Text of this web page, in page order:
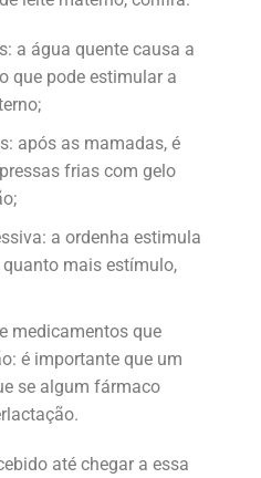
a água quente causa a
que pode estimular a
após as mamadas, é
frias com gelo
a ordenha estimula
quanto mais estímulo,
medicamentos que
é importante que um
se algum fármaco
até chegar a essa